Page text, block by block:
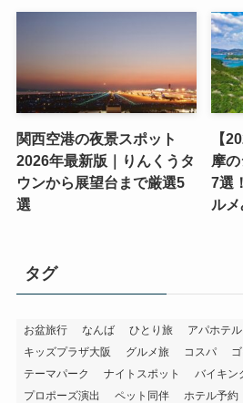
関西空港の夜景スポット
2026年最新版｜りんくうタ
ウンから展望台まで厳選5
選
【
摩
7選
ル
タグ
お盆旅行 なんば ひとり旅 アパホテル
キッズプラザ大阪
グルメ旅 コスパ
テーマパーク
ナイトスポット バイキン
プロポーズ演出
ペット同伴 ホテル予約